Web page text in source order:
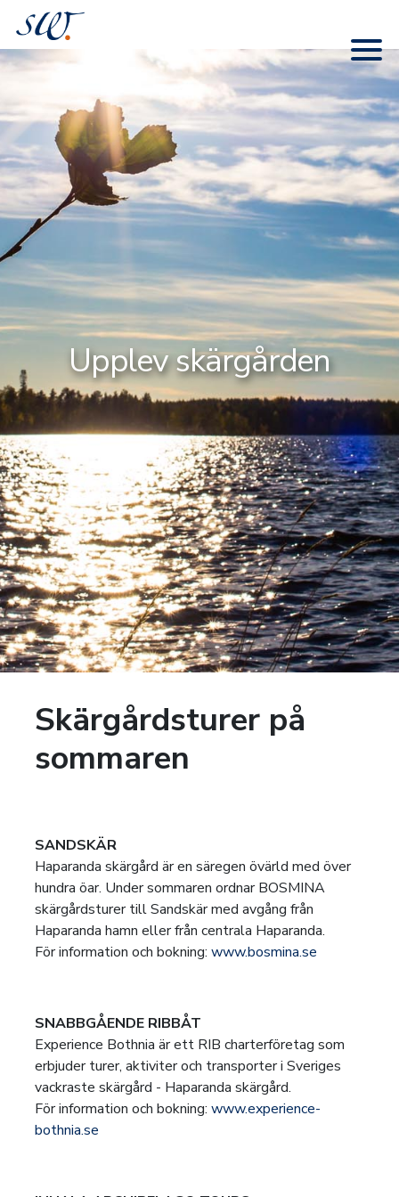
Upplev skärgården
Skärgårdsturer på
sommaren
SANDSKÄR
Haparanda skärgård är en säregen övärld med över
hundra öar. Under sommaren ordnar BOSMINA
skärgårdsturer till Sandskär med avgång från
Haparanda hamn eller från centrala Haparanda.
För information och bokning: www.bosmina.se
SNABBGÅENDE RIBBÅT
Experience Bothnia är ett RIB charterföretag som
erbjuder turer, aktiviter och transporter i Sveriges
vackraste skärgård - Haparanda skärgård.
För information och bokning: www.experience-
bothnia.se